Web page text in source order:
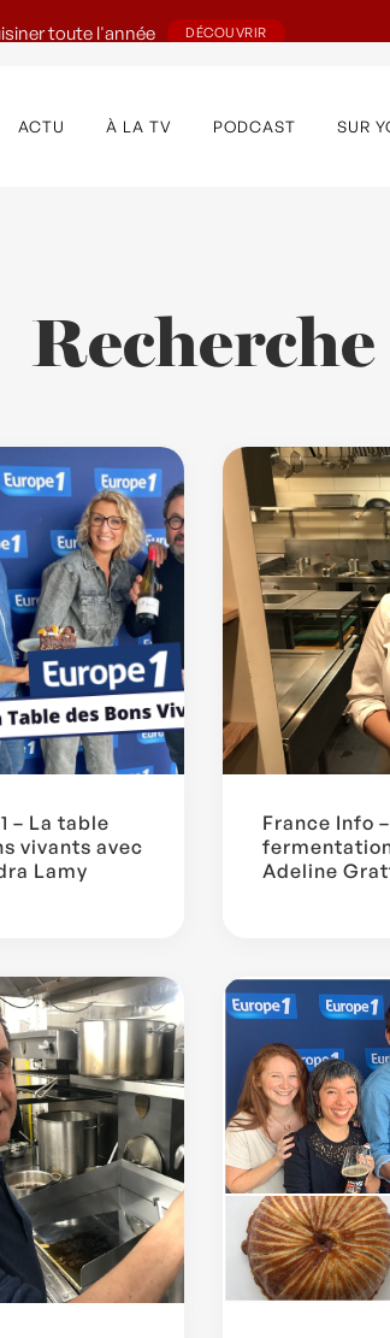
toute l'année DÉCOUVRIR
ACTU À LA TV PODCAST SUR
Recherche
– La table
vivants avec
Lamy
France Info
Adeline